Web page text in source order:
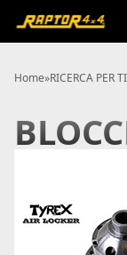
Home»RICERCA PER